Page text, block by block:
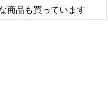
商品も買っています